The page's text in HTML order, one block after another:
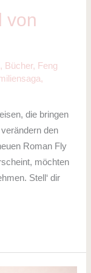
von
, Bücher, Feng
,
die bringen
den
Roman Fly
möchten
Stell‘ dir